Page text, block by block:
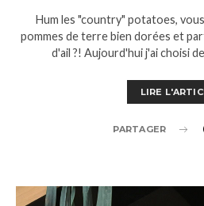
Hum les "country" potatoes,
pommes de terre bien dorées et
d'ail ?! Aujourd'hui j'ai choisi
LIRE
PARTAGER